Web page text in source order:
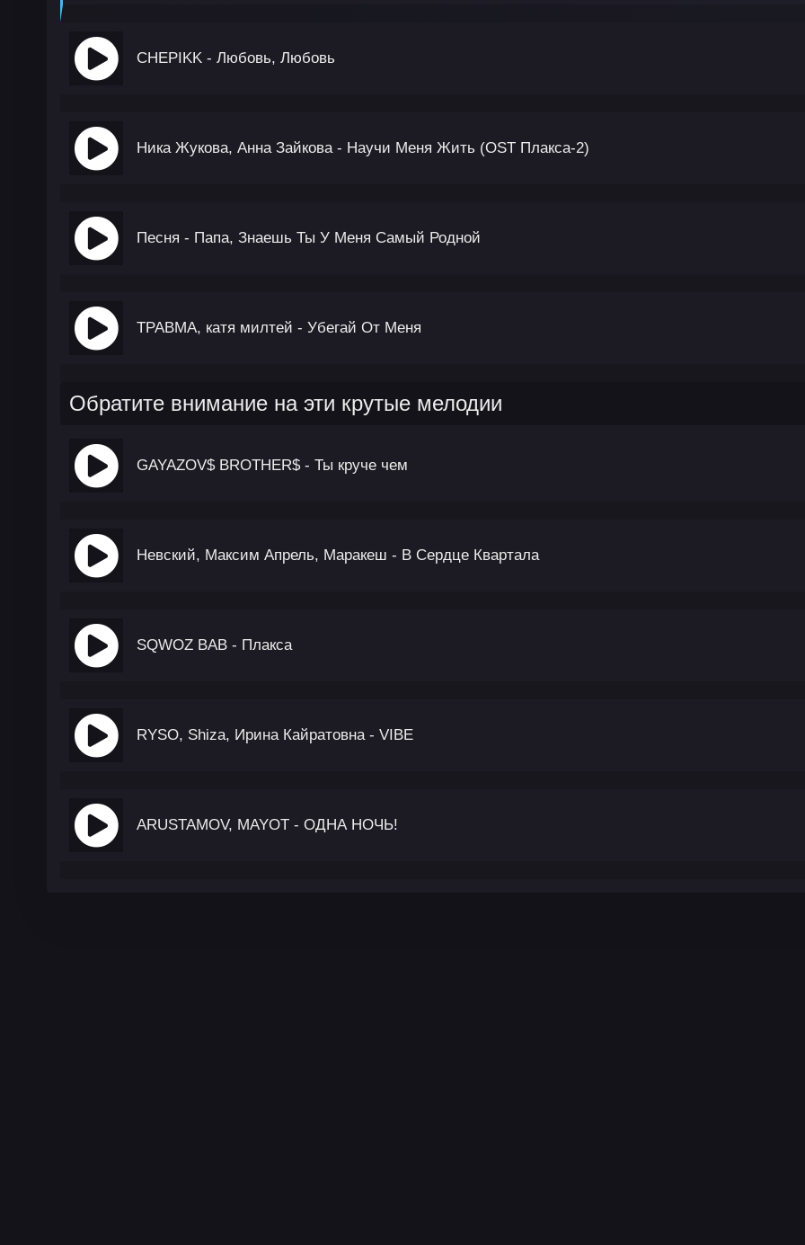
CHEPIKK - Любовь, Любовь
Ника Жукова, Анна Зайкова - Научи Меня Жить (OST Плакса-2)
Песня - Папа, Знаешь Ты У Меня Самый Родной
ТРАВМА, катя милтей - Убегай От Меня
Обратите внимание на эти крутые мелодии
GAYAZOV$ BROTHER$ - Ты круче чем
Невский, Максим Апрель, Маракеш - В Сердце Квартала
SQWOZ BAB - Плакса
RYSO, Shiza, Ирина Кайратовна - VIBE
ARUSTAMOV, MAYOT - ОДНА НОЧЬ!